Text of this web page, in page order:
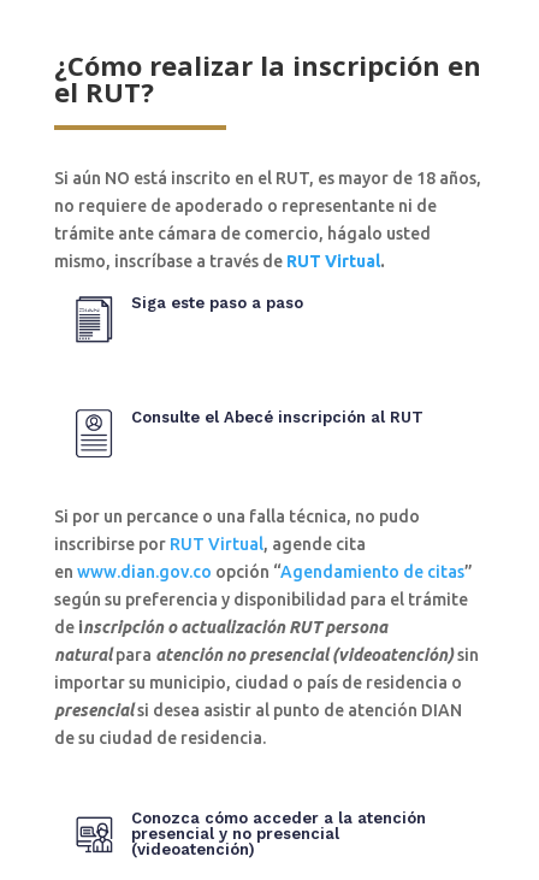
¿Cómo realizar la inscripción en
el RUT?
Si aún NO está inscrito en el RUT, es mayor de 18 años,
no requiere de apoderado o representante ni de
trámite ante cámara de comercio, hágalo usted
mismo, inscríbase a través de RUT Virtual.
Siga este paso a paso
Consulte el Abecé inscripción al RUT
Si por un percance o una falla técnica, no pudo
inscribirse por RUT Virtual, agende cita
en www.dian.gov.co opción “Agendamiento de citas”
según su preferencia y disponibilidad para el trámite
de inscripción o actualización RUT persona
naturalpara atención no presencial (videoatención)sin
importar su municipio, ciudad o país de residencia o
presencialsi desea asistir al punto de atención DIAN
de su ciudad de residencia.
Conozca cómo acceder a la atención
presencial y no presencial
(videoatención)